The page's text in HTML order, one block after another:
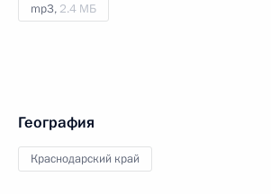
mp3, 2.4 МБ
География
Краснодарский край